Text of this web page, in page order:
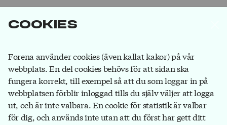
Cookies
Forena använder cookies (även kallat kakor) på vår
webbplats. En del cookies behövs för att sidan ska
fungera korrekt, till exempel så att du som loggar in på
webbplatsen förblir inloggad tills du själv väljer att logga
ut, och är inte valbara. En cookie för statistik är valbar
för dig, och används inte utan att du först har gett ditt
Forena är det största facket inom
försäkringsbranschen. Våra medlemmar jobbar på
försäkringsbolag och hos försäkringsförmedlare.Bli
medlemdu också!
Forena